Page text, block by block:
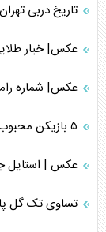
تاریخ دربی
عکس| خیار
عکس| شماره
عکس | استایل جدید
تساوی تک گل